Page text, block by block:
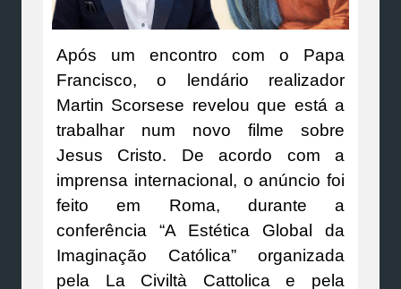
Após um encontro com o Papa
Francisco, o lendário realizador
Martin Scorsese revelou que está a
trabalhar num novo filme sobre
Jesus Cristo. De acordo com a
imprensa internacional, o anúncio foi
feito em Roma, durante a
conferência “A Estética Global da
Imaginação Católica” organizada
pela La Civiltà Cattolica e pela